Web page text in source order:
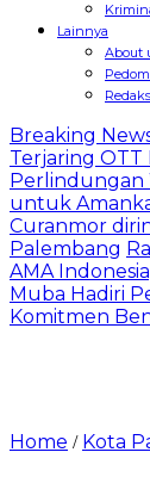
Lainnya
About
Breaking
Terjaring OTT
Perlindungan
untuk
Curanmor
Palembang
AMA
Muba Hadiri
Komitmen
Home / Kota